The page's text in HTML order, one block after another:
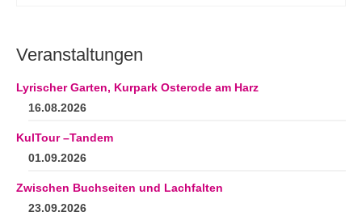
Veranstaltungen
Lyrischer Garten, Kurpark Osterode am Harz
16.08.2026
KulTour –Tandem
01.09.2026
Zwischen Buchseiten und Lachfalten
23.09.2026